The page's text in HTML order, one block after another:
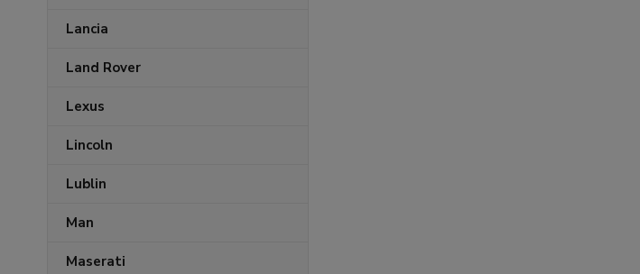
Lancia
Land Rover
Lexus
Lincoln
Lublin
Man
Maserati